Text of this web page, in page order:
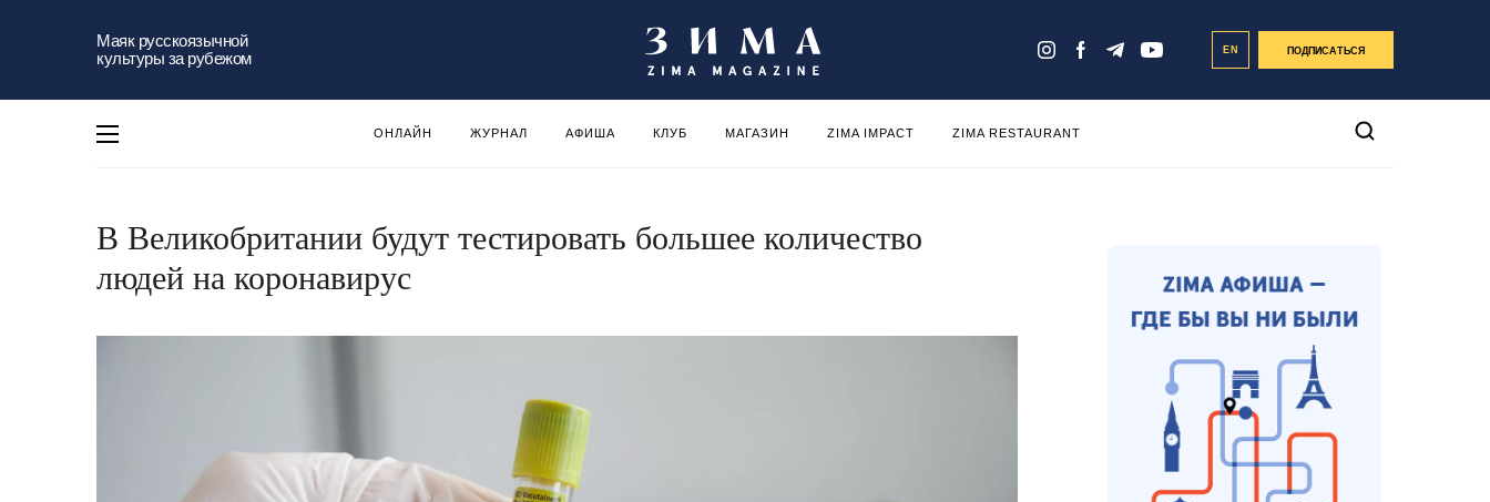
Маяк русскоязычной
культуры за рубежом
EN ПОДПИСАТЬСЯ
ОНЛАЙН ЖУРНАЛ АФИША КЛУБ МАГАЗИН ZIMA IMPACT ZIMA RESTAURANT
В Великобритании будут тестировать большее количество
людей на коронавирус